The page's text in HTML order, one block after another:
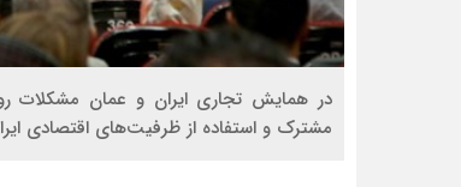
در همایش تجاری ایران و عمان مشکلات
مشترک و استفاده از ظرفیت‌های اقتصادی ایران و عمان، حجم